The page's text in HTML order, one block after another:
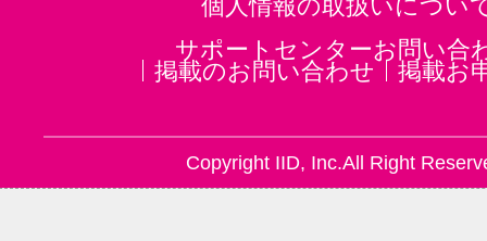
個人情報の取扱いについ
サポートセンターお問い合
掲載のお問い合わせ
掲載お
Copyright IID, Inc.All Right